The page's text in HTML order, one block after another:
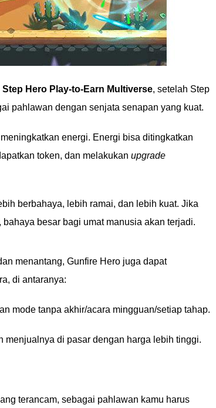
Step Hero Play-to-Earn Multiverse, setelah Step
pahlawan dengan senjata senapan yang kuat.
energi. Energi bisa ditingkatkan
token, dan melakukan upgrade
berbahaya, lebih ramai, dan lebih kuat. Jika
besar bagi umat manusia akan terjadi.
menantang, Gunfire Hero juga dapat
di antaranya:
mode tanpa akhir/acara mingguan/setiap tahap.
menjualnya di pasar dengan harga lebih tinggi.
terancam, sebagai pahlawan kamu harus